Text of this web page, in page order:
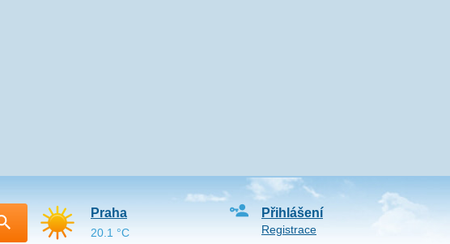
Přihlášení
Registrace
Praha
20.1 °C